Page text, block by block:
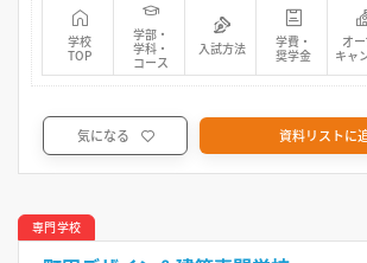
学校
TOP
学部・
学科・
コース
入試方法
学費・
奨学金
オ
キャ
気になる 資料リストに
専門学校